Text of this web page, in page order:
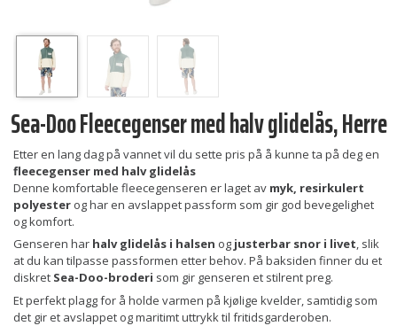
Sea-Doo Fleecegenser med halv glidelås, Herre
Etter en lang dag på vannet vil du sette pris på å kunne ta på deg en
fleecegenser med halv glidelås
Denne komfortable fleecegenseren er laget av myk, resirkulert
polyester og har en avslappet passform som gir god bevegelighet
og komfort.
Genseren har halv glidelås i halsen og justerbar snor i livet, slik
at du kan tilpasse passformen etter behov. På baksiden finner du et
diskret Sea-Doo-broderi som gir genseren et stilrent preg.
Et perfekt plagg for å holde varmen på kjølige kvelder, samtidig som
det gir et avslappet og maritimt uttrykk til fritidsgarderoben.